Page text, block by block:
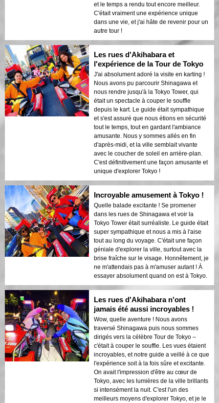
et le temps a rendu tout encore meilleur.
C'était vraiment une expérience unique
dans une vie, et j'ai hâte de revenir pour un
autre tour !
Les rues d'Akihabara et
l'expérience de la Tour de Tokyo
J'ai absolument adoré la visite en karting !
Nous avons pu parcourir Shinagawa et
nous rendre jusqu'à la Tokyo Tower, qui
était un spectacle à couper le souffle
depuis le kart. Le guide était sympathique
et s'est assuré que nous étions en sécurité
tout le temps, tout en gardant l'ambiance
amusante. Nous y sommes allés en fin
d'après-midi, et la ville semblait vivante
avec le coucher de soleil en arrière-plan.
C'est définitivement une façon amusante et
unique d'explorer Tokyo !
Incroyable amusement à Tokyo !
Quelle balade excitante ! Se promener
dans les rues de Shinagawa et voir la
Tokyo Tower était surréaliste. Le guide était
super sympathique et nous a mis à l'aise
tout au long du voyage. C'était une façon
géniale d'explorer la ville, surtout avec la
brise fraîche sur le visage. Honnêtement, je
ne m'attendais pas à m'amuser autant ! À
essayer absolument quand on est à Tokyo.
Les rues d'Akihabara n'ont
jamais été aussi incroyables !
Wow, quelle aventure ! Nous avons
traversé Shinagawa puis nous sommes
dirigés vers la célèbre Tour de Tokyo –
c'était à couper le souffle. Les vues étaient
incroyables, et notre guide a veillé à ce que
l'expérience soit à la fois sûre et excitante.
On avait l'impression d'être au cœur de
Tokyo, avec les lumières de la ville brillants
si intensément la nuit. C'est l'un des
meilleurs moyens d'explorer Tokyo, et je le